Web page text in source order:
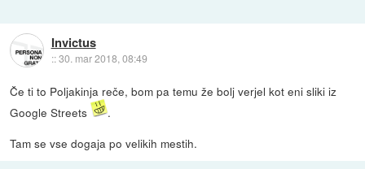
Invictus
::30. mar 2018, 08:49
Če ti to Poljakinja reče, bom pa temu že bolj verjel kot eni sliki iz
Google Streets
.
Tam se vse dogaja po velikih mestih.